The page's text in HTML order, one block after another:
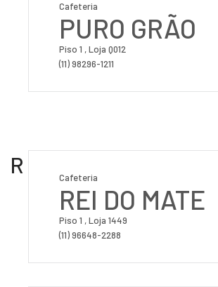
Cafeteria
PURO GRÃO
Piso 1 , Loja Q012
(11) 98296-1211
R Cafeteria
REI DO MATE
Piso 1 , Loja 1449
(11) 96648-2288